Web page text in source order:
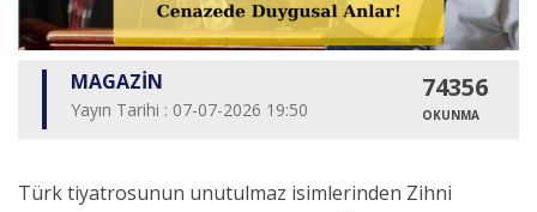
MAGAZİN
Yayın Tarihi : 07-07-2026 19:50
74356
OKUNMA
Türk tiyatrosunun unutulmaz isimlerinden Zihni